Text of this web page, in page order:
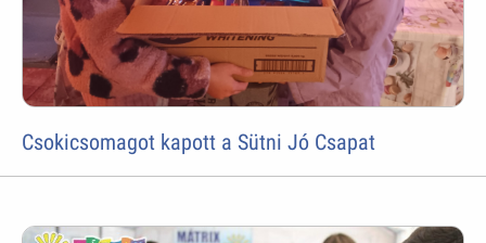
Csokicsomagot kapott a Sütni Jó Csapat